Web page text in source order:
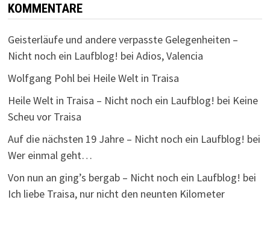
KOMMENTARE
Geisterläufe und andere verpasste Gelegenheiten –
Nicht noch ein Laufblog! bei Adios, Valencia
Wolfgang Pohlbei Heile Welt in Traisa
Heile Welt in Traisa – Nicht noch ein Laufblog! bei Keine
Scheu vor Traisa
Auf die nächsten 19 Jahre – Nicht noch ein Laufblog! bei
Wer einmal geht…
Von nun an ging’s bergab – Nicht noch ein Laufblog! bei
Ich liebe Traisa, nur nicht den neunten Kilometer